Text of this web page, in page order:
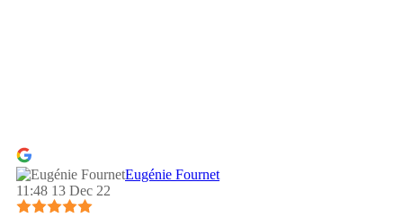
Eugénie Fournet
11:48 13 Dec 22